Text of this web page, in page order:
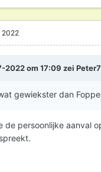
2022
2022 om 17:09 zei
gewiekster dan
de persoonlijke aanval